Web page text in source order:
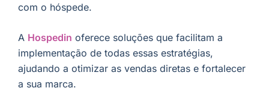
com o hóspede.
A Hospedin oferece soluções que facilitam a
implementação de todas essas estratégias,
ajudando a otimizar as vendas diretas e fortalecer
a sua marca.